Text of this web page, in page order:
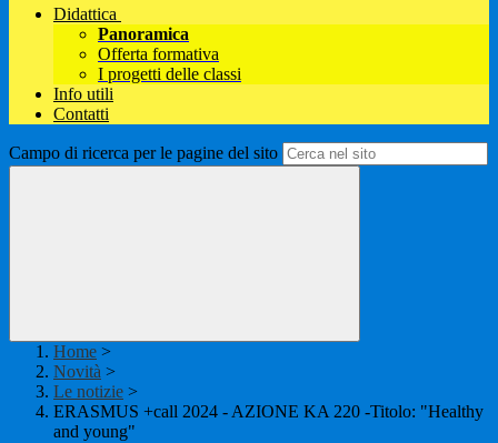
Didattica
Panoramica
Offerta formativa
I progetti delle classi
Info utili
Contatti
Campo di ricerca per le pagine del sito
Home >
Novità >
Le notizie >
ERASMUS +call 2024 - AZIONE KA 220 -Titolo: "Healthy
and young"